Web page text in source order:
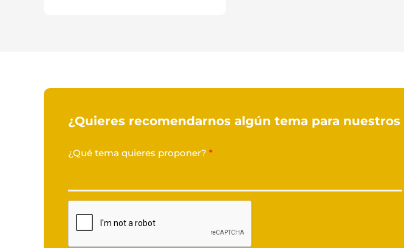
¿Quieres recomendarnos algún tema para
¿Qué tema quieres proponer? *